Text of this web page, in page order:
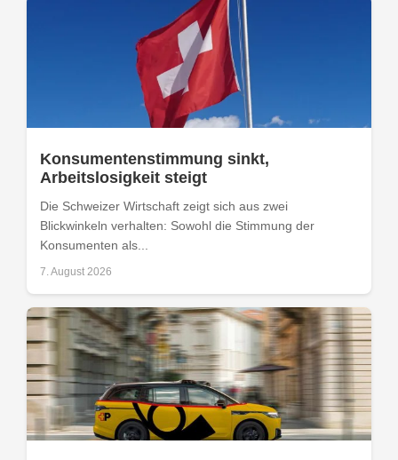
Konsumentenstimmung sinkt,
Arbeitslosigkeit steigt
Die Schweizer Wirtschaft zeigt sich aus zwei
Blickwinkeln verhalten: Sowohl die Stimmung der
Konsumenten als...
7. August 2026